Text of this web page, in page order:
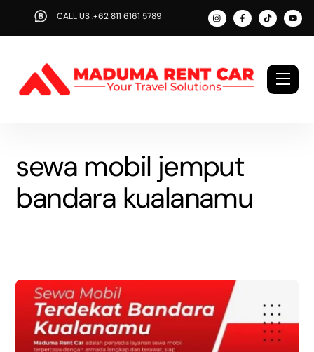
content
CALL US :+62 811 6161 5789
sewa mobil jemput
bandara kualanamu